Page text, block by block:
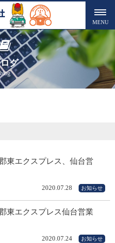
グ
blog
東エクスプレス、仙台営
2020.07.28 お知らせ
東エクスプレス仙台営業
2020.07.24 お知らせ